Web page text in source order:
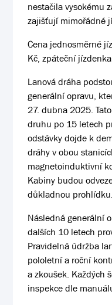
nestačila vysokému
zajišťují mimořádné
Cena jednosměrné
Kč, zpáteční
Lanová dráha
generální opravu,
27. dubna 2025.
druhu po 15 letech
odstávky dojde k
dráhy v obou
magnetoinduktivní
Kabiny budou
důkladnou prohlídku.
Následná generální
dalších 10 letech
Pravidelná údržba
pololetní a roční
a zkoušek. Každých
inspekce dle